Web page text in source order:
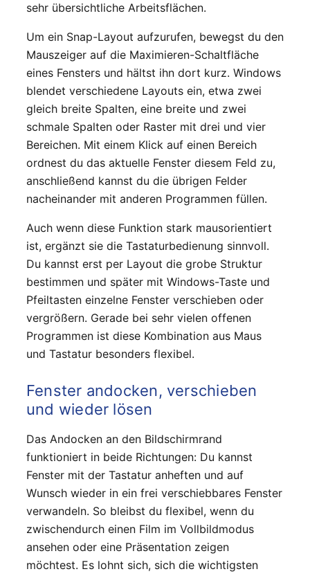
sehr übersichtliche Arbeitsflächen.
Um ein Snap-Layout aufzurufen, bewegst du den
Mauszeiger auf die Maximieren-Schaltfläche
eines Fensters und hältst ihn dort kurz. Windows
blendet verschiedene Layouts ein, etwa zwei
gleich breite Spalten, eine breite und zwei
schmale Spalten oder Raster mit drei und vier
Bereichen. Mit einem Klick auf einen Bereich
ordnest du das aktuelle Fenster diesem Feld zu,
anschließend kannst du die übrigen Felder
nacheinander mit anderen Programmen füllen.
Auch wenn diese Funktion stark mausorientiert
ist, ergänzt sie die Tastaturbedienung sinnvoll.
Du kannst erst per Layout die grobe Struktur
bestimmen und später mit Windows-Taste und
Pfeiltasten einzelne Fenster verschieben oder
vergrößern. Gerade bei sehr vielen offenen
Programmen ist diese Kombination aus Maus
und Tastatur besonders flexibel.
Fenster andocken, verschieben
und wieder lösen
Das Andocken an den Bildschirmrand
funktioniert in beide Richtungen: Du kannst
Fenster mit der Tastatur anheften und auf
Wunsch wieder in ein frei verschiebbares Fenster
verwandeln. So bleibst du flexibel, wenn du
zwischendurch einen Film im Vollbildmodus
ansehen oder eine Präsentation zeigen
möchtest. Es lohnt sich, sich die wichtigsten